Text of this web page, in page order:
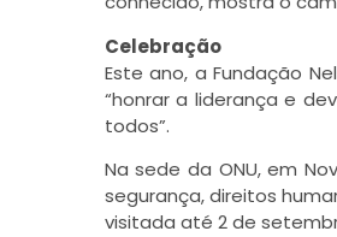
Celebração
Este ano, a Fundação
“honrar a liderança e
todos”.
Na sede da ONU, em
segurança, direitos
visitada até 2 de